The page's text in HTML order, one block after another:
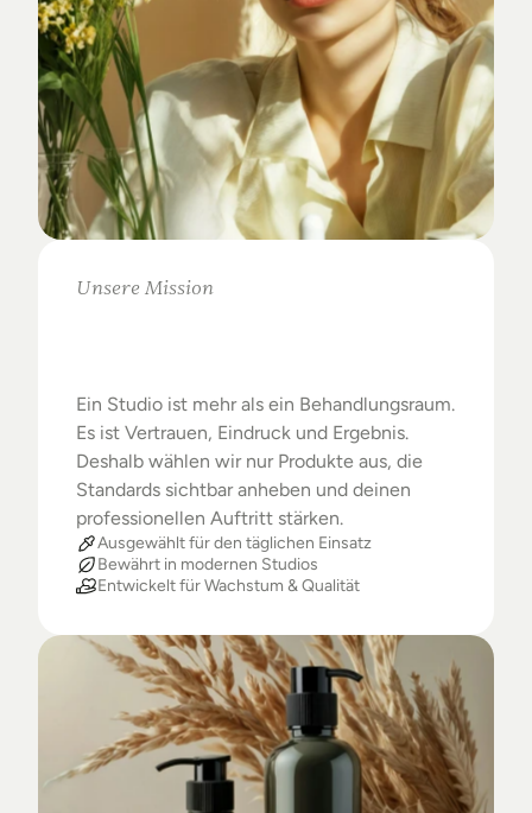
Unsere Mission
Ein Studio ist mehr als ein Behandlungsraum.
Es ist Vertrauen, Eindruck und Ergebnis.
Deshalb wählen wir nur Produkte aus, die
Standards sichtbar anheben und deinen
professionellen Auftritt stärken.
Ausgewählt für den täglichen Einsatz
Bewährt in modernen Studios
Entwickelt für Wachstum & Qualität